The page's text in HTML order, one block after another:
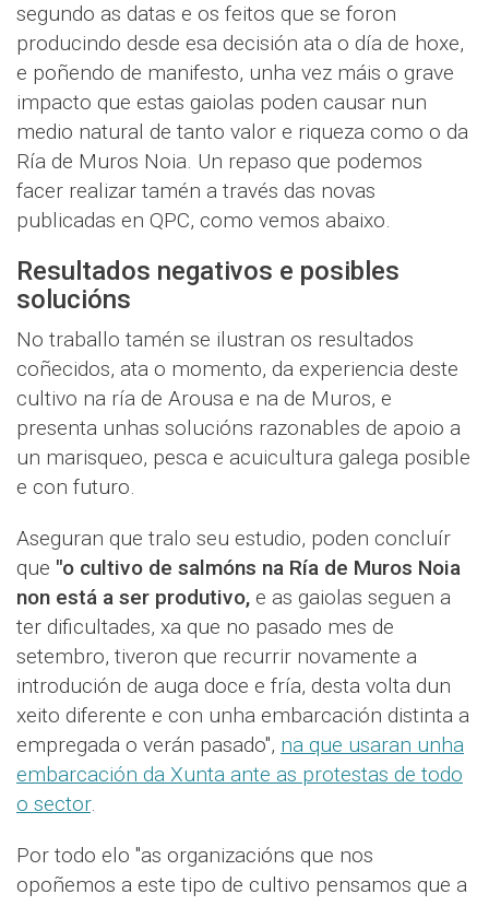
segundo as datas e os feitos que se foron
producindo desde esa decisión ata o día de hoxe,
e poñendo de manifesto, unha vez máis o grave
impacto que estas gaiolas poden causar nun
medio natural de tanto valor e riqueza como o da
Ría de Muros Noia. Un repaso que podemos
facer realizar tamén a través das novas
publicadas en QPC, como vemos abaixo.
Resultados negativos e posibles
solucións
No traballo tamén se ilustran os resultados
coñecidos, ata o momento, da experiencia deste
cultivo na ría de Arousa e na de Muros, e
presenta unhas solucións razonables de apoio a
un marisqueo, pesca e acuicultura galega posible
e con futuro.
Aseguran que tralo seu estudio, poden concluír
que "o cultivo de salmóns na Ría de Muros Noia
non está a ser produtivo, e as gaiolas seguen a
ter dificultades, xa que no pasado mes de
setembro, tiveron que recurrir novamente a
introdución de auga doce e fría, desta volta dun
xeito diferente e con unha embarcación distinta a
empregada o verán pasado", na que usaran unha
embarcación da Xunta ante as protestas de todo
o sector.
Por todo elo "as organizacións que nos
opoñemos a este tipo de cultivo pensamos que a